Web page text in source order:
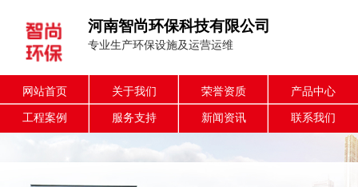
河南智尚环保科技有限公司
专业生产环保设施及运营运维
网站首页 关于我们 荣誉资质 产品中心
工程案例 服务支持 新闻资讯 联系我们